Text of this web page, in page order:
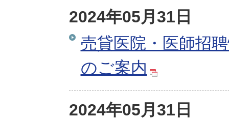
2024年05月31日
売貸医院・医師招
のご案内
2024年05月31日